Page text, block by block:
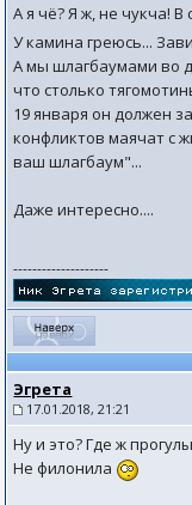
А я чё? Я ж, не чукча!
У камина греюсь...
А мы шлагбаумами во
что столько
19 января он должен
конфликтов маячат с
ваш шлагбаум"...
Даже интересно....
--------------------
Эгрета
17.01.2018, 21:21
Ну и это? Где ж
Не филонила